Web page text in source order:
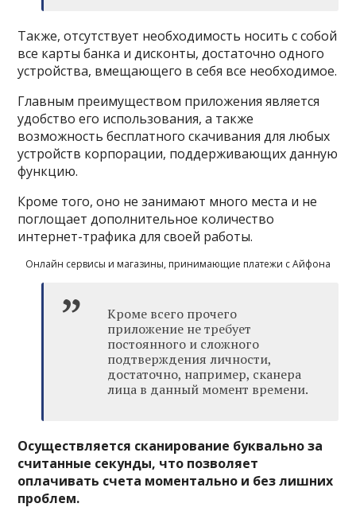
Также, отсутствует необходимость носить с собой
все карты банка и дисконты, достаточно одного
устройства, вмещающего в себя все необходимое.
Главным преимуществом приложения является
удобство его использования, а также
возможность бесплатного скачивания для любых
устройств корпорации, поддерживающих данную
функцию.
Кроме того, оно не занимают много места и не
поглощает дополнительное количество
интернет-трафика для своей работы.
Онлайн сервисы и магазины, принимающие платежи с Айфона
Кроме всего прочего
приложение не требует
постоянного и сложного
подтверждения личности,
достаточно, например, сканера
лица в данный момент времени.
Осуществляется сканирование буквально за
считанные секунды, что позволяет
оплачивать счета моментально и без лишних
проблем.